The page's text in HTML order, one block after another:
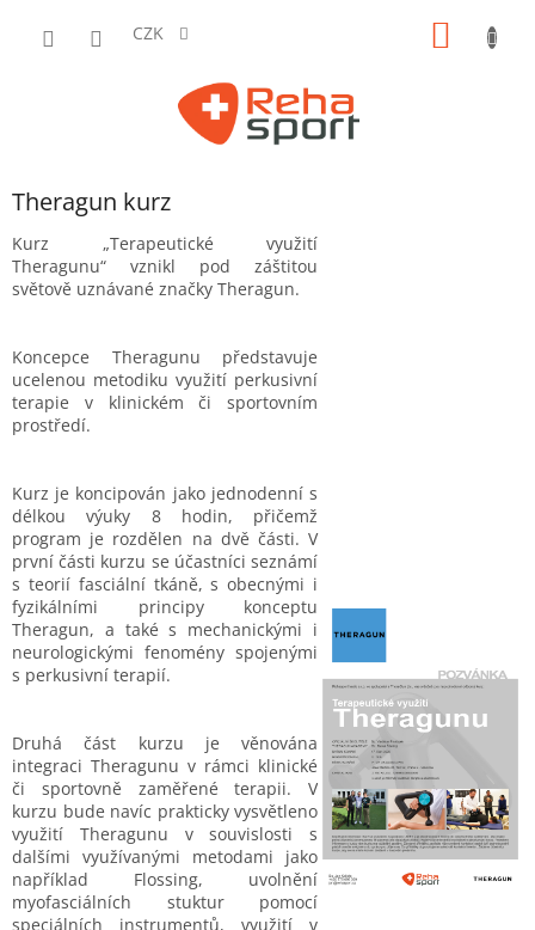
CZK
Theragun kurz
Kurz „Terapeutické využití
Theragunu“ vznikl pod záštitou
světově uznávané značky Theragun.
Koncepce Theragunu představuje
ucelenou metodiku využití perkusivní
terapie v klinickém či sportovním
prostředí.
Kurz je koncipován jako jednodenní s
délkou výuky 8 hodin, přičemž
program je rozdělen na dvě části. V
první části kurzu se účastníci seznámí
s teorií fasciální tkáně, s obecnými i
fyzikálními principy konceptu
Theragun, a také s mechanickými i
neurologickými fenomény spojenými
s perkusivní terapií.
Druhá část kurzu je věnována
integraci Theragunu v rámci klinické
či sportovně zaměřené terapii. V
kurzu bude navíc prakticky vysvětleno
využití Theragunu v souvislosti s
dalšími využívanými metodami jako
například Flossing, uvolnění
myofasciálních stuktur pomocí
speciálních instrumentů, využití v